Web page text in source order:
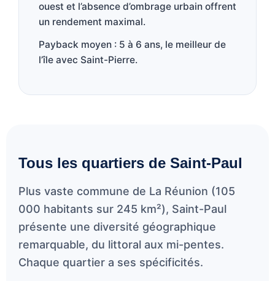
ouest et l’absence d’ombrage urbain offrent
un rendement maximal.
Payback moyen : 5 à 6 ans, le meilleur de
l’île avec Saint-Pierre.
Tous les quartiers de Saint-Paul
Plus vaste commune de La Réunion (105
000 habitants sur 245 km²), Saint-Paul
présente une diversité géographique
remarquable, du littoral aux mi-pentes.
Chaque quartier a ses spécificités.